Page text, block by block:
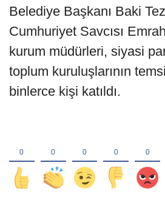
Belediye Başkanı Baki
Cumhuriyet Savcısı
kurum müdürleri, siyasi
toplum kuruluşlarının
binlerce kişi katıldı.